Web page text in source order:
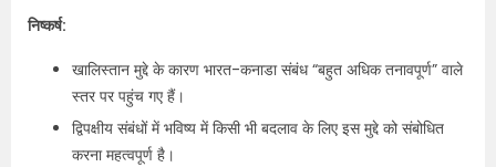
निष्कर्ष:
खालिस्तान मुद्दे के कारण भारत-कनाडा संबंध “बहुत अधिक तनावपूर्ण” वाले
स्तर पर पहुंच गए हैं।
द्विपक्षीय संबंधों में भविष्य में किसी भी बदलाव के लिए इस मुद्दे को संबोधित
करना महत्वपूर्ण है।